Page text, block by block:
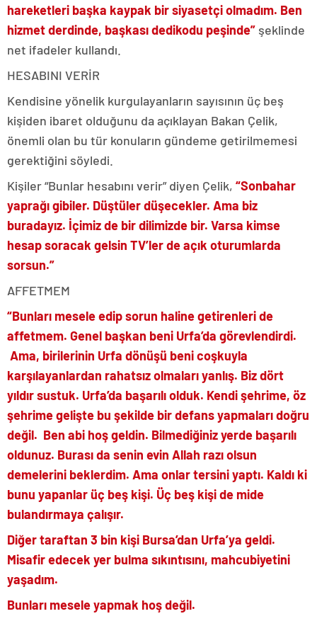
hareketleri başka kaypak bir siyasetçi olmadım. Ben
hizmet derdinde, başkası dedikodu peşinde” şeklinde
net ifadeler kullandı.
HESABINI VERİR
Kendisine yönelik kurgulayanların sayısının üç beş
kişiden ibaret olduğunu da açıklayan Bakan Çelik,
önemli olan bu tür konuların gündeme getirilmemesi
gerektiğini söyledi.
Kişiler “Bunlar hesabını verir” diyen Çelik, “Sonbahar
yaprağı gibiler. Düştüler düşecekler. Ama biz
buradayız. İçimiz de bir dilimizde bir. Varsa kimse
hesap soracak gelsin TV’ler de açık oturumlarda
sorsun.”
AFFETMEM
“Bunları mesele edip sorun haline getirenleri de
affetmem. Genel başkan beni Urfa’da görevlendirdi.
Ama, birilerinin Urfa dönüşü beni coşkuyla
karşılayanlardan rahatsız olmaları yanlış. Biz dört
yıldır sustuk. Urfa’da başarılı olduk. Kendi şehrime, öz
şehrime gelişte bu şekilde bir defans yapmaları doğru
değil. Ben abi hoş geldin. Bilmediğiniz yerde başarılı
oldunuz. Burası da senin evin Allah razı olsun
demelerini beklerdim. Ama onlar tersini yaptı. Kaldı ki
bunu yapanlar üç beş kişi. Üç beş kişi de mide
bulandırmaya çalışır.
Diğer taraftan 3 bin kişi Bursa’dan Urfa’ya geldi.
Misafir edecek yer bulma sıkıntısını, mahcubiyetini
yaşadım.
Bunları mesele yapmak hoş değil.